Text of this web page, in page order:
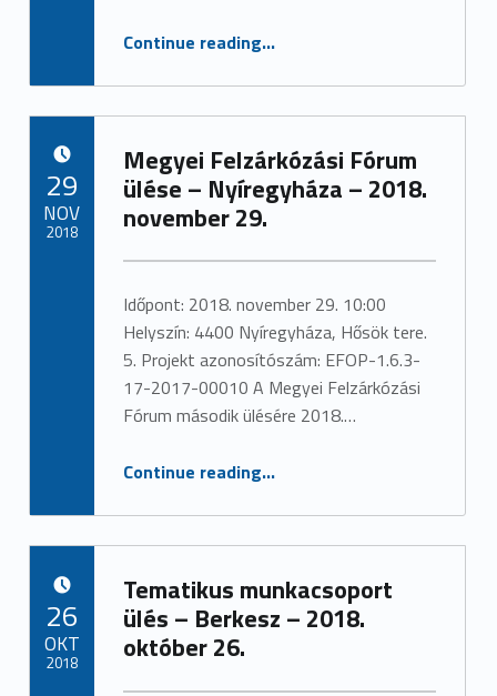
Continue reading“Tematikus munkacsoport ülés – Nyíregyháza -2018. december 17.”
…
Megyei Felzárkózási Fórum
ülése – Nyíregyháza – 2018.
november 29.
Időpont: 2018. november 29. 10:00
Helyszín: 4400 Nyíregyháza, Hősök tere.
5. Projekt azonosítószám: EFOP-1.6.3-
17-2017-00010 A Megyei Felzárkózási
Fórum második ülésére 2018.…
Continue reading“Megyei Felzárkózási Fórum ülése – Nyíregyháza – 2018. november 29.”
…
29
NOV
2018
Tematikus munkacsoport
ülés – Berkesz – 2018.
október 26.
26
OKT
2018